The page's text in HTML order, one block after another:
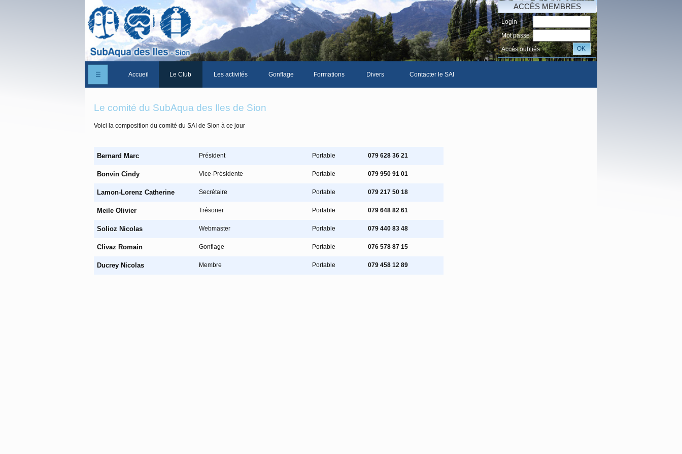
ACCÈS MEMBRES
Login
Mot passe
Accés oubliés
OK
☰ Accueil Le Club
Les membres du club
La Cabane des Iles
Le domaine des Iles
Adhérer/Devenir membre
Les activités Gonflage Formations Divers
Documents divers
Piscine Sion
Contacter le SAI
Le comité du SubAqua des Iles de Sion
Voici la composition du comité du SAI de Sion à ce jour
Bernard Marc Président Portable 079 628 36 21
Bonvin Cindy Vice-Présidente Portable 079 950 91 01
Lamon-Lorenz Catherine Secrétaire Portable 079 217 50 18
Meile Olivier Trésorier Portable 079 648 82 61
Solioz Nicolas Webmaster Portable 079 440 83 48
Clivaz Romain Gonflage Portable 076 578 87 15
Ducrey Nicolas Membre Portable 079 458 12 89